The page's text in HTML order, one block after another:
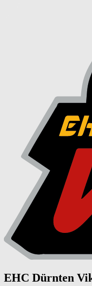
EHC Dürnten